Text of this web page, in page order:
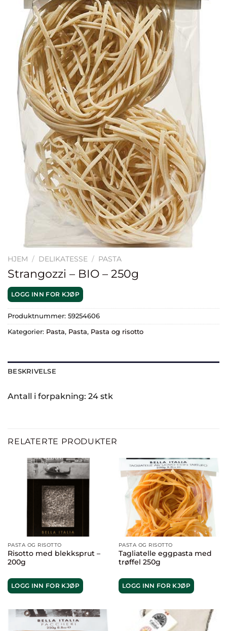
HJEM / DELIKATESSE / PASTA
Strangozzi – BIO – 250g
LOGG INN FOR KJØP
Produktnummer: 59254606
Kategorier: Pasta, Pasta, Pasta og risotto
BESKRIVELSE
Antall i forpakning: 24 stk
RELATERTE PRODUKTER
PASTA OG RISOTTO
Risotto med blekksprut –
200g
LOGG INN FOR KJØP
PASTA OG RISOTTO
Tagliatelle eggpasta med
trøffel 250g
LOGG INN FOR KJØP